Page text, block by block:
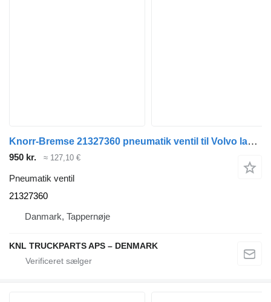
Knorr-Bremse 21327360 pneumatik ventil til Volvo lastbil
950 kr. ≈ 127,10 €
Pneumatik ventil
21327360
Danmark, Tappernøje
KNL TRUCKPARTS APS – DENMARK